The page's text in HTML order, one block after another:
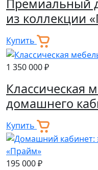
Премиальный
из коллекции
Купить
1 350 000 ₽
Классическая
домашнего
Купить
195 000 ₽